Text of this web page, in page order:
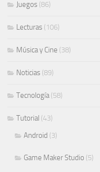
Juegos (86)
Lecturas (106)
Música y Cine (38)
Noticias (89)
Tecnología(58)
Tutorial (43)
Android (3)
Game Maker Studio (5)